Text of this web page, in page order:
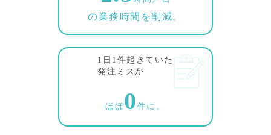
の業務時間を削減。
1日1件起きていた
発注ミスが
ほぼ0 件に。